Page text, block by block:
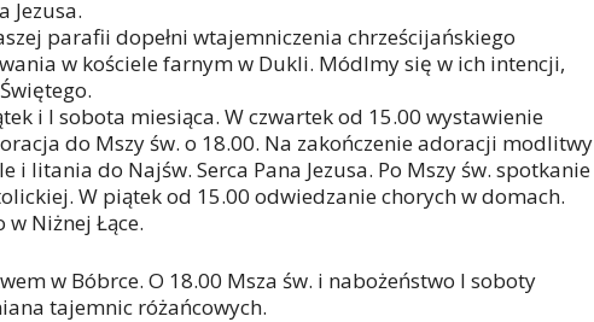
Jezusa.
parafii dopełni wtajemniczenia chrześcijańskiego
w kościele farnym w Dukli. Módlmy się w ich intencji,
i I sobota miesiąca. W czwartek od 15.00 wystawienie
do Mszy św. o 18.00. Na zakończenie adoracji modlitwy
i litania do Najśw. Serca Pana Jezusa. Po Mszy św. spotkanie
W piątek od 15.00 odwiedzanie chorych w domach.
w Niżnej Łące.
w Bóbrce. O 18.00 Msza św. i nabożeństwo I soboty
tajemnic różańcowych.